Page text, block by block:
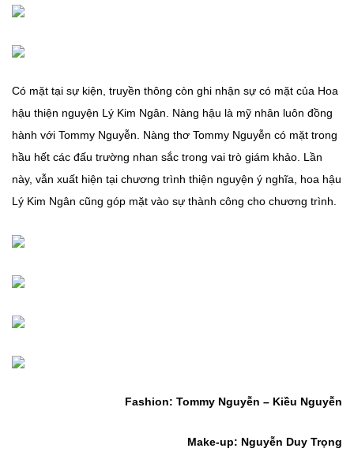
Có mặt tại sự kiện, truyền thông còn ghi nhận sự có mặt của Hoa
hậu thiện nguyện Lý Kim Ngân. Nàng hậu là mỹ nhân luôn đồng
hành với Tommy Nguyễn. Nàng thơ Tommy Nguyễn có mặt trong
hầu hết các đấu trường nhan sắc trong vai trò giám khảo. Lần
này, vẫn xuất hiện tại chương trình thiện nguyện ý nghĩa, hoa hậu
Lý Kim Ngân cũng góp mặt vào sự thành công cho chương trình.
Fashion: Tommy Nguyễn – Kiều Nguyễn
Make-up: Nguyễn Duy Trọng